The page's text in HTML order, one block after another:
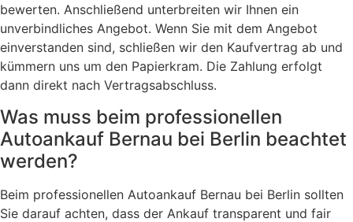
bewerten. Anschließend unterbreiten wir Ihnen ein
unverbindliches Angebot. Wenn Sie mit dem Angebot
einverstanden sind, schließen wir den Kaufvertrag ab und
kümmern uns um den Papierkram. Die Zahlung erfolgt
dann direkt nach Vertragsabschluss.
Was muss beim professionellen
Autoankauf Bernau bei Berlin beachtet
werden?
Beim professionellen Autoankauf Bernau bei Berlin sollten
Sie darauf achten, dass der Ankauf transparent und fair